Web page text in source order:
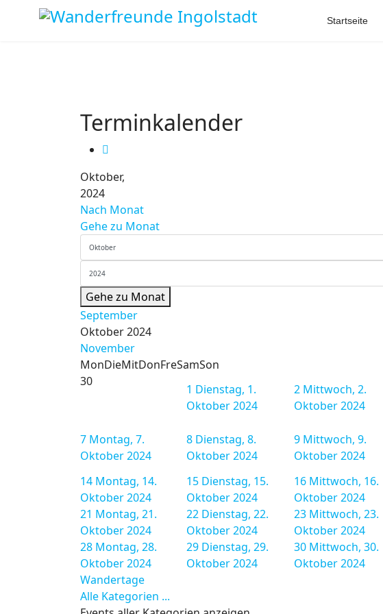
Startseite
Terminkalender
Oktober,
2024
Nach Monat
Gehe zu Monat
Gehe zu Monat
September
Oktober 2024
November
MonDieMitDonFreSamSon
30
1 Dienstag, 1.
Oktober 2024
2 Mittwoch, 2.
Oktober 2024
7 Montag, 7.
Oktober 2024
8 Dienstag, 8.
Oktober 2024
9 Mittwoch, 9.
Oktober 2024
14 Montag, 14.
Oktober 2024
15 Dienstag, 15.
Oktober 2024
16 Mittwoch, 16.
Oktober 2024
21 Montag, 21.
Oktober 2024
22 Dienstag, 22.
Oktober 2024
23 Mittwoch, 23.
Oktober 2024
28 Montag, 28.
Oktober 2024
29 Dienstag, 29.
Oktober 2024
30 Mittwoch, 30.
Oktober 2024
Wandertage
Alle Kategorien ...